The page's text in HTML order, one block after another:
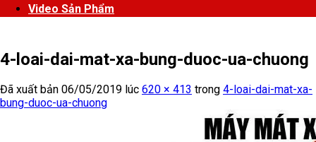
Video Sản Phẩm
4-loai-dai-mat-xa-bung-duoc-ua-chuong
Đã xuất bản 06/05/2019 lúc 620 × 413 trong 4-loai-dai-mat-xa-
bung-duoc-ua-chuong